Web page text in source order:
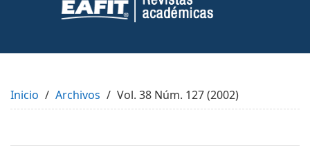
Content
Sidebar
Inicio Archivos Vol. 38 Núm. 127 (2002)